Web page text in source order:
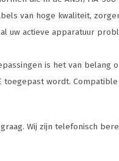
van hoge kwaliteit,
uw actieve apparatuur
is het van
wordt. Compatible
Wij zijn telefonisch